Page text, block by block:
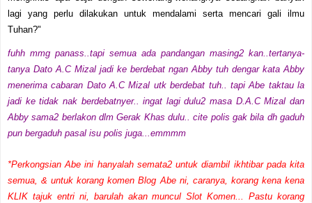
lagi yang perlu dilakukan untuk mendalami serta mencari gali ilmu
Tuhan?"
fuhh mmg panass..tapi semua ada pandangan masing2 kan..tertanya-
tanya Dato A.C Mizal jadi ke berdebat ngan Abby tuh dengar kata Abby
menerima cabaran Dato A.C Mizal utk berdebat tuh.. tapi Abe taktau la
jadi ke tidak nak berdebatnyer.. ingat lagi dulu2 masa D.A.C Mizal dan
Abby sama2 berlakon dlm Gerak Khas dulu..
cite polis gak bila dh gaduh
pun bergaduh pasal isu polis juga...emmmm
*Perkongsian Abe ini hanyalah semata2 untuk diambil ikhtibar pada kita
semua, & untuk korang komen Blog Abe ni, caranya, korang kena kena
KLIK tajuk entri ni, barulah akan muncul Slot Komen... Pastu korang